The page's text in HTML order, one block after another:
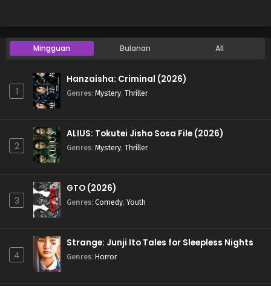
Mingguan Bulanan All
1
Hanzaisha: Criminal (2026)
Genres: Mystery, Thriller
2
ALIUS: Tokutei Jisho Sosa File (2026)
Genres: Mystery, Thriller
3
GTO (2026)
Genres: Comedy, Youth
4
Strange: Junji Ito Tales for Sleepless Nights
Genres: Horror